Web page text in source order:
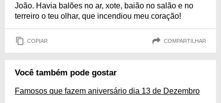
João. Havia balões no ar, xote, baião no salão e no
terreiro o teu olhar, que incendiou meu coração!
COPIAR COMPARTILHAR
Você também pode gostar
Famosos que fazem aniversário dia 13 de Dezembro